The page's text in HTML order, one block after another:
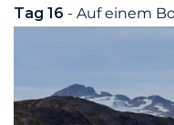
Tag 16 - Auf einem